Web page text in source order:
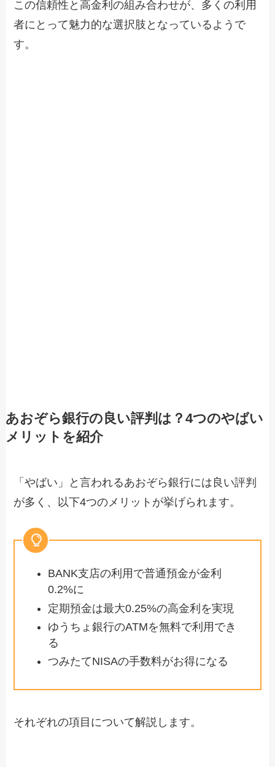
この信頼性と高金利の組み合わせが、多くの利用
者にとって魅力的な選択肢となっているようで
す。
あおぞら銀行の良い評判は？4つのやばい
メリットを紹介
「やばい」と言われるあおぞら銀行には良い評判
が多く、以下4つのメリットが挙げられます。
BANK支店の利用で普通預金が金利
0.2%に
定期預金は最大0.25%の高金利を実現
ゆうちょ銀行のATMを無料で利用でき
る
つみたてNISAの手数料がお得になる
それぞれの項目について解説します。